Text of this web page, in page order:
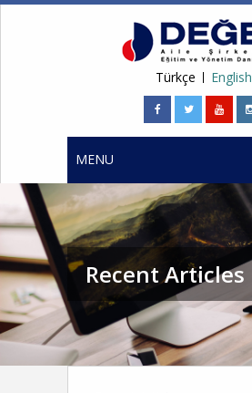
Türkçe English
MENU
Recent Articles